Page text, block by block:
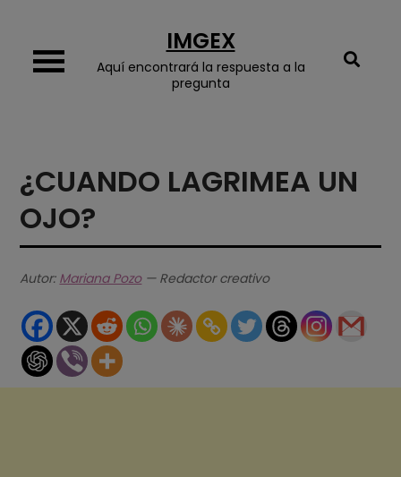
content
IMGEX
Aquí encontrará la respuesta a la
pregunta
¿CUANDO LAGRIMEA UN
OJO?
Autor: Mariana Pozo— Redactor creativo